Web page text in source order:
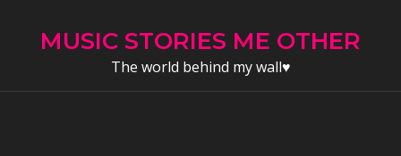
MUSIC STORIES ME OTHER
The world behind my wall♥